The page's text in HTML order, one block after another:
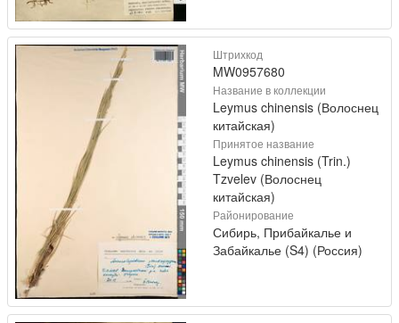
Штрихкод
MW0957680
Название в коллекции
Leymus chinensis (Волоснец
китайская)
Принятое название
Leymus chinensis (Trin.)
Tzvelev (Волоснец
китайская)
Районирование
Сибирь, Прибайкалье и
Забайкалье (S4) (Россия)